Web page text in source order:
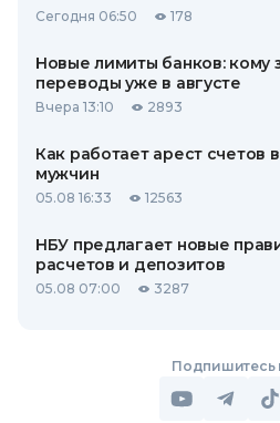
Сегодня 06:50 178
Новые лимиты банков: кому
переводы уже в августе
Вчера 13:10 2893
Как работает арест счетов
мужчин
05.08 16:33 12563
НБУ предлагает новые
расчетов и депозитов
05.08 07:00 3287
Подпишитесь